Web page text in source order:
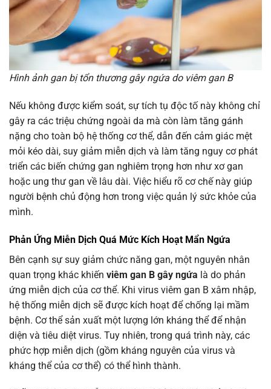
Hình ảnh gan bị tổn thương gây ngứa do viêm gan B
Nếu không được kiểm soát, sự tích tụ độc tố này không chỉ
gây ra các triệu chứng ngoài da mà còn làm tăng gánh
nặng cho toàn bộ hệ thống cơ thể, dẫn đến cảm giác mệt
mỏi kéo dài, suy giảm miễn dịch và làm tăng nguy cơ phát
triển các biến chứng gan nghiêm trọng hơn như xơ gan
hoặc ung thư gan về lâu dài. Việc hiểu rõ cơ chế này giúp
người bệnh chủ động hơn trong việc quản lý sức khỏe của
mình.
Phản Ứng Miễn Dịch Quá Mức Kích Hoạt Mẩn Ngứa
Bên cạnh sự suy giảm chức năng gan, một nguyên nhân
quan trọng khác khiến viêm gan B gây ngứa là do phản
ứng miễn dịch của cơ thể. Khi virus viêm gan B xâm nhập,
hệ thống miễn dịch sẽ được kích hoạt để chống lại mầm
bệnh. Cơ thể sản xuất một lượng lớn kháng thể để nhận
diện và tiêu diệt virus. Tuy nhiên, trong quá trình này, các
phức hợp miễn dịch (gồm kháng nguyên của virus và
kháng thể của cơ thể) có thể hình thành.